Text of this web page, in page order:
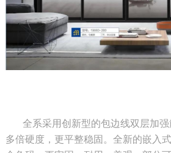
全系采用创新型的包边线双层加强
多倍硬度，更平整稳固。全新的嵌入